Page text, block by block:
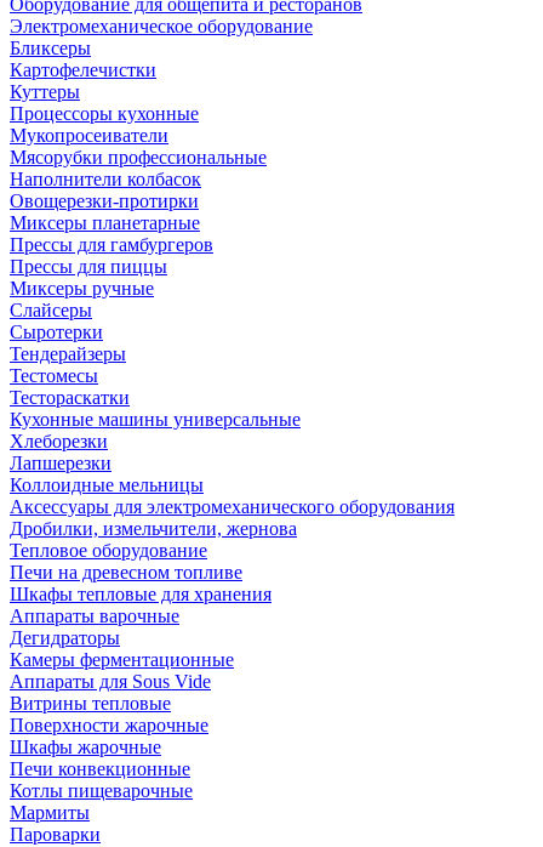
Оборудование для общепита и ресторанов
Электромеханическое оборудование
Бликсеры
Картофелечистки
Куттеры
Процессоры кухонные
Мукопросеиватели
Мясорубки профессиональные
Наполнители колбасок
Овощерезки-протирки
Миксеры планетарные
Прессы для гамбургеров
Прессы для пиццы
Миксеры ручные
Слайсеры
Сыротерки
Тендерайзеры
Тестомесы
Тестораскатки
Кухонные машины универсальные
Хлеборезки
Лапшерезки
Коллоидные мельницы
Аксессуары для электромеханического оборудования
Дробилки, измельчители, жернова
Тепловое оборудование
Печи на древесном топливе
Шкафы тепловые для хранения
Аппараты варочные
Дегидраторы
Камеры ферментационные
Аппараты для Sous Vide
Витрины тепловые
Поверхности жарочные
Шкафы жарочные
Печи конвекционные
Котлы пищеварочные
Мармиты
Пароварки